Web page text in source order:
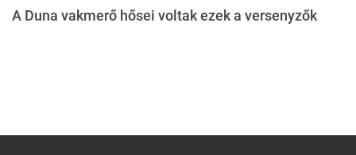
A Duna vakmerő hősei voltak ezek a versenyzők